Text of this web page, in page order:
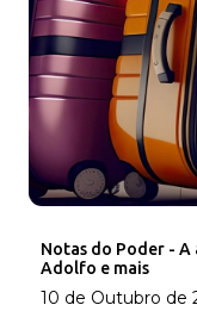
Notas do Poder -
Adolfo e mais
10 de Outubro de